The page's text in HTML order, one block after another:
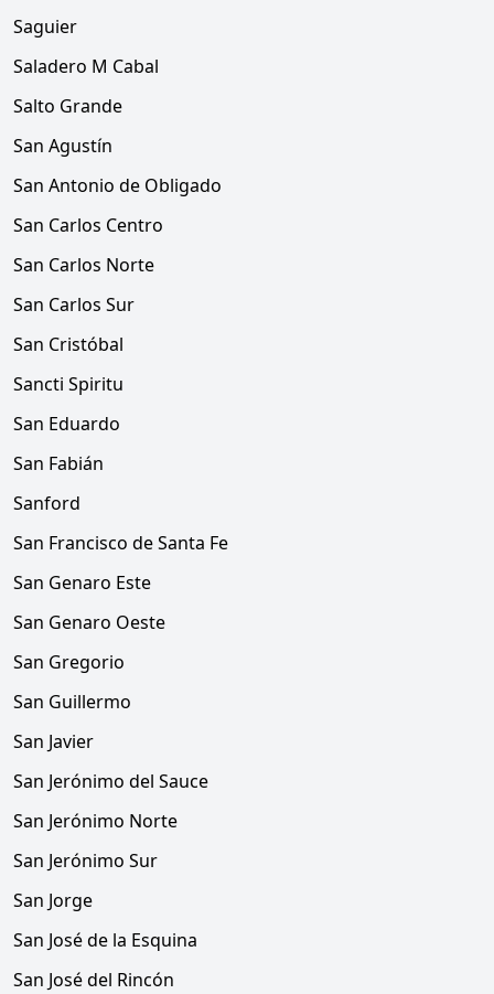
Saguier
Saladero M Cabal
Salto Grande
San Agustín
San Antonio de Obligado
San Carlos Centro
San Carlos Norte
San Carlos Sur
San Cristóbal
Sancti Spiritu
San Eduardo
San Fabián
Sanford
San Francisco de Santa Fe
San Genaro Este
San Genaro Oeste
San Gregorio
San Guillermo
San Javier
San Jerónimo del Sauce
San Jerónimo Norte
San Jerónimo Sur
San Jorge
San José de la Esquina
San José del Rincón